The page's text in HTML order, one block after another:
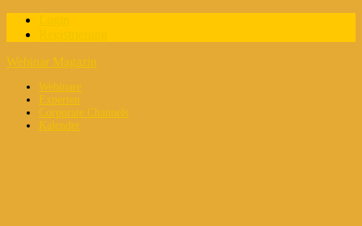
Webinar Magazin
Webinare
Experten
Corporate Channels
Kalender